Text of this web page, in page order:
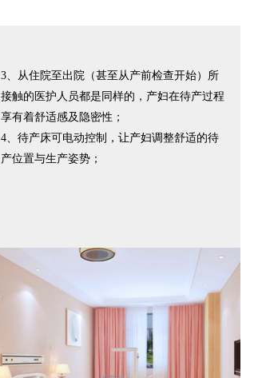
3、从住院至出院（甚至从产前检查开始）所
接触的医护人员都是同样的，产妇在待产过程
享有着舒适感及隐密性；
4、待产床可电动控制，让产妇调整舒适的待
产位置与生产姿势；